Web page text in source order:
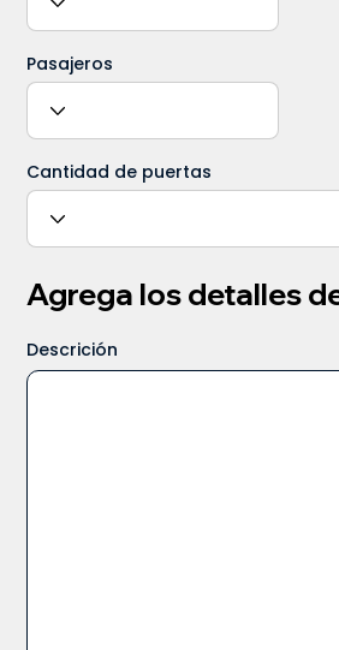
Pasajeros
Cantidad de puertas
Agrega los detalles
Descrición